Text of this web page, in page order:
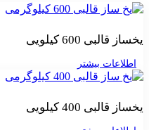
یخساز قالبی 600 کیلویی
اطلاعات بیشتر
یخساز قالبی 400 کیلویی